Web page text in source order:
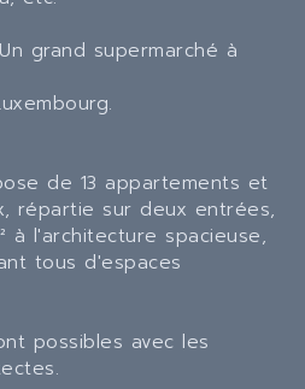
grand supermarché à
de 13 appartements et
répartie sur deux entrées,
à l'architecture spacieuse,
tous d'espaces
possibles avec les